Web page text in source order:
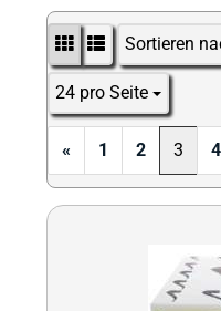
Sortieren
Sortieren
24 pro Seite
pro Seite
« 1 2 3 4